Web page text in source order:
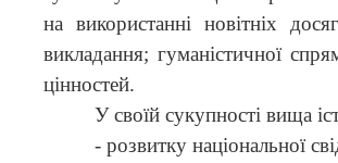
на використанні новітніх
викладання; гуманістичної
цінностей.
У своїй сукупності вища
- розвитку національної